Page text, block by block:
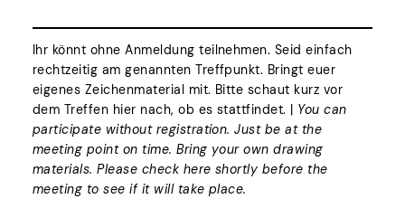
Ihr könnt ohne Anmeldung teilnehmen. Seid einfach
rechtzeitig am genannten Treffpunkt. Bringt euer
eigenes Zeichenmaterial mit. Bitte schaut kurz vor
dem Treffen hier nach, ob es stattfindet. | You can
participate without registration. Just be at the
meeting point on time. Bring your own drawing
materials. Please check here shortly before the
meeting to see if it will take place.